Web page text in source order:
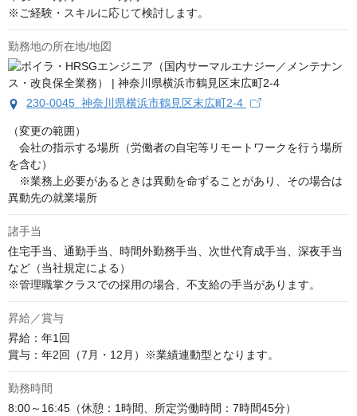
※ご経験・スキルに応じて検討します。
勤務地の所在地/地図
230-0045 神奈川県横浜市鶴見区末広町2-4
（変更の範囲）
会社の指示する場所（労働者の自宅等リモートワークを行う場所
を含む）
※業務上必要があるときは異動を命ずることがあり、その場合は
異動先の就業場所
諸手当
住宅手当、通勤手当、時間外勤務手当、次世代育成手当、深夜手当
など（当社規定による）
※管理職掌クラスでの採用の場合、不支給の手当があります。
昇給／賞与
昇給：年1回
賞与：年2回（7月・12月）※業績連動型となります。
勤務時間
8:00～16:45（休憩：1時間、所定労働時間：7時間45分）